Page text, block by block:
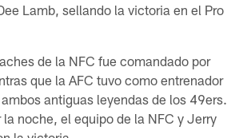
Lamb, sellando la victoria en el Pro
de la NFC fue comandado por
que la AFC tuvo como entrenador
antiguas leyendas de los 49ers.
la noche, el equipo de la NFC y Jerry